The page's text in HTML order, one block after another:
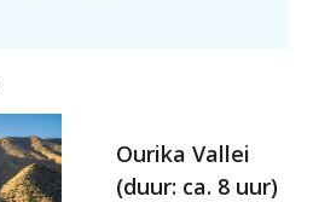
Ourika Vallei
(duur: ca. 8 uur)